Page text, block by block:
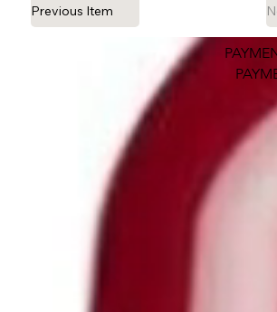
Previous Item